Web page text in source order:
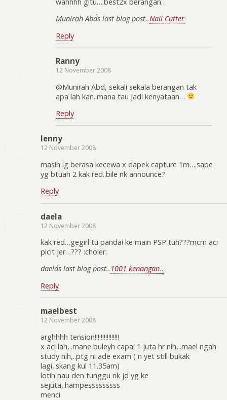
Munirah Abd´s last blog post..Nail Cutter
Reply
Ranny
12 November 2008
@Munirah Abd, sekali sekala berangan tak
apa lah kan..mana tau jadi kenyataan…
Reply
lenny
12 November 2008
masih lg berasa kecewa x dapek capture 1m….sape
yg btuah 2 kak red..bile nk announce?
Reply
daela
12 November 2008
kak red…gegirl tu pandai ke main PSP tuh???mcm aci
picit jer…??? :choler:
daela´s last blog post.. 1001 kenangan..
Reply
maelbest
12 November 2008
arghhhh tension!!!!!!!!!!!!!!!!
x aci lah,..mane buleyh capai 1 juta hr nih,..mael ngah
study nih,..ptg ni ade exam ( n yet still bukak
lagi,.skang kul 11.35am)
lotih nau den tunggu nk jd yg ke
sejuta,.hampesssssssss
menci